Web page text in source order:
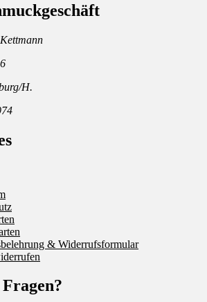
H.
& Widerrufsformular